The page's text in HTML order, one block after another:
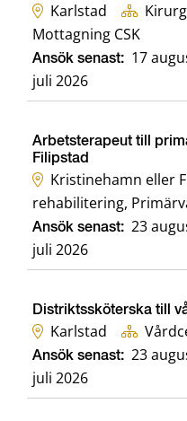
Karlstad
Mottagning CSK
Ansök senast: 17
juli 2026
Arbetsterapeut till
Filipstad
Kristinehamn eller
rehabilitering,
Ansök senast: 23
juli 2026
Distriktssköterska till
Karlstad
Ansök senast: 23
juli 2026